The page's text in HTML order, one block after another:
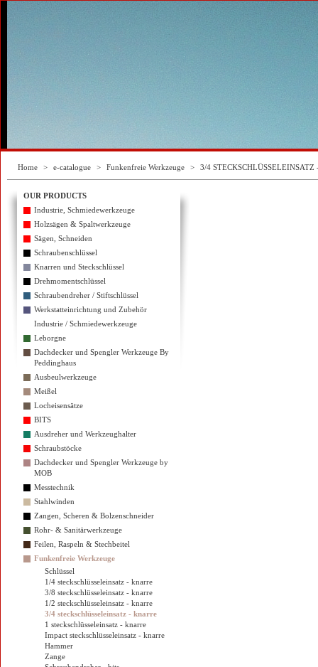
Home > e-catalogue > Funkenfreie Werkzeuge > 3/4 STECKSCHLÜSSELEINSATZ
OUR PRODUCTS
Industrie, Schmiedewerkzeuge
Holzsägen & Spaltwerkzeuge
Sägen, Schneiden
Schraubenschlüssel
Knarren und Steckschlüssel
Drehmomentschlüssel
Schraubendreher / Stiftschlüssel
Werkstatteinrichtung und Zubehör
Industrie / Schmiedewerkzeuge
Leborgne
Dachdecker und Spengler Werkzeuge By
Peddinghaus
Ausbeulwerkzeuge
Meißel
Locheisensätze
BITS
Ausdreher und Werkzeughalter
Schraubstöcke
Dachdecker und Spengler Werkzeuge by
MOB
Messtechnik
Stahlwinden
Zangen, Scheren & Bolzenschneider
Rohr- & Sanitärwerkzeuge
Feilen, Raspeln & Stechbeitel
Funkenfreie Werkzeuge
Schlüssel
1/4 steckschlüsseleinsatz - knarre
3/8 steckschlüsseleinsatz - knarre
1/2 steckschlüsseleinsatz - knarre
3/4 steckschlüsseleinsatz - knarre
1 steckschlüsseleinsatz - knarre
Impact steckschlüsseleinsatz - knarre
Hammer
Zange